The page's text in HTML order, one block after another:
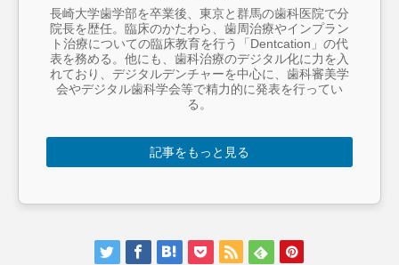
長崎大学歯学部を卒業後、東京と群馬の歯科医院で分
院長を歴任。臨床のかたわら、歯周治療やインプラン
ト治療についての臨床教育を行う「Dentcation」の代
表を務める。他にも、歯科治療のデジタル化に力を入
れており、デジタルデンチャーを中心に、歯科審美学
会やデジタル歯科学会等で精力的に発表を行ってい
る。
記事をもっと見る